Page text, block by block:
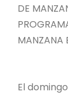
DE
MANZANA
El